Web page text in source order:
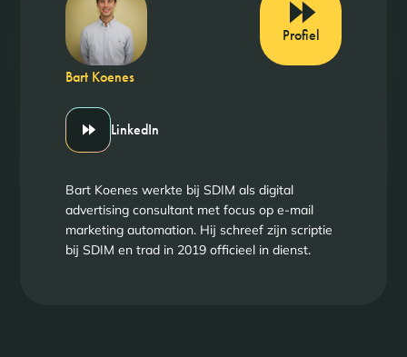
Bart Koenes
LinkedIn
Profiel
Bart Koenes werkte bij SDIM als digital
advertising consultant met focus op e-mail
marketing automation. Hij schreef zijn scriptie
bij SDIM en trad in 2019 officieel in dienst.